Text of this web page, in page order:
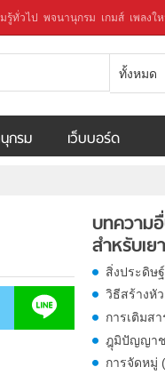
รู้ทั่วไป พจนานุกรม เกมส์ เพลงใ
ทั้งหมด
กรม เว็บบอร์ด
บทความ
สำหรับเ
สิ่งประดิษ
วิธีสร้างหั
การเติมส
ฎุมิปัญญา
การจัดหมู่